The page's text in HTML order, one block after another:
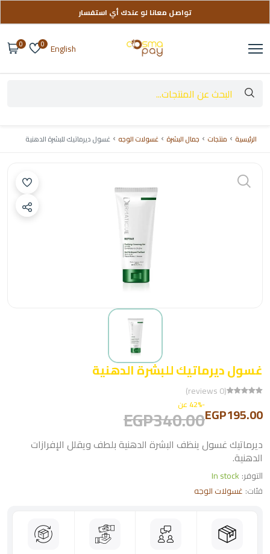
تواصل معانا لو عندك أي استفسار
توصيل مجاني على طلباتك فوق 999 ج
English
0
0
الرئيسية منتجات جمال البشرة غسولات الوجه غسول ديرماتيك للبشرة الدهنية
غسول ديرماتيك للبشرة الدهنية
(0 reviews)
EGP195.00-42% عن
EGP340.00
ديرماتيك غسول ينظف البشرة الدهنية بلطف ويقلل الإفرازات
الدهنية.
التوفر: In stock
فئات: غسولات الوجه